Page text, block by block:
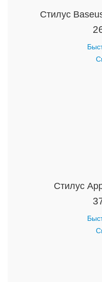
Стилус
Cтилус